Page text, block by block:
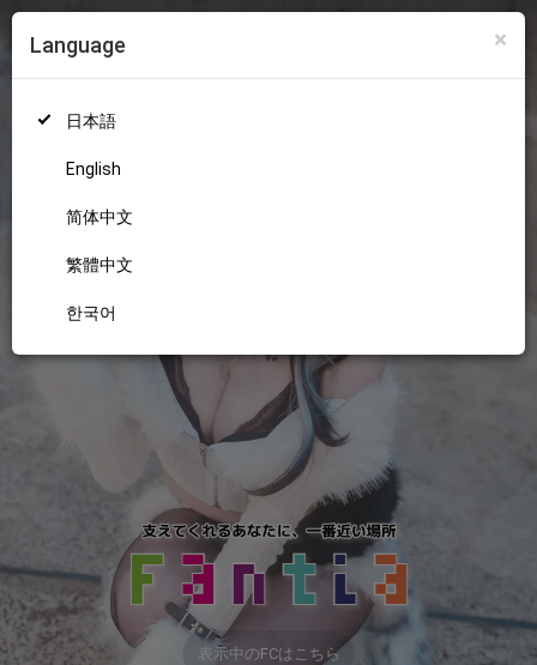
×
Language
日本語
English
简体中文
繁體中文
한국어
18+
表示中のFCはこちら